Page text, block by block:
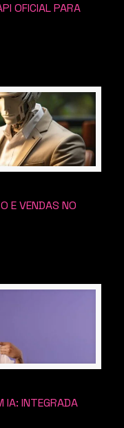
OFICIAL PARA
E VENDAS NO
IA: INTEGRADA